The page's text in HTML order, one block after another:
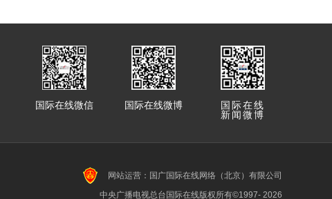
国际在线
新闻微博
国际在线微博
国际在线微信
网站运营：国广国际在线网络（北京）有限公司
中央广播电视总台国际在线版权所有©1997- 2026